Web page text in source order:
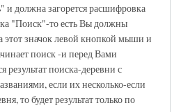
и должна загорется расшифровка
"Поиск"-то есть Вы должны
этот значок левой кнопкой мыши и
поиск -и перед Вами
результат поиска-деревни с
если их несколько-если
то будет результат только по